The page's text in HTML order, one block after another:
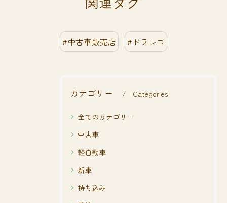
#中古車販売店 #ドラレコ
カテゴリー Categories
全てのカテゴリー
中古車
軽自動車
新車
持ち込み